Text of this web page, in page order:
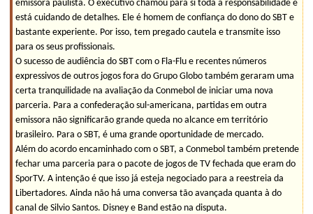
emissora paulista. O executivo chamou para si toda a responsabilidade e
está cuidando de detalhes. Ele é homem de confiança do dono do SBT e
bastante experiente. Por isso, tem pregado cautela e transmite isso
para os seus profissionais.
O sucesso de audiência do SBT com o Fla-Flu e recentes números
expressivos de outros jogos fora do Grupo Globo também geraram uma
certa tranquilidade na avaliação da Conmebol de iniciar uma nova
parceria. Para a confederação sul-americana, partidas em outra
emissora não significarão grande queda no alcance em território
brasileiro. Para o SBT, é uma grande oportunidade de mercado.
Além do acordo encaminhado com o SBT, a Conmebol também pretende
fechar uma parceria para o pacote de jogos de TV fechada que eram do
SporTV. A intenção é que isso já esteja negociado para a reestreia da
Libertadores. Ainda não há uma conversa tão avançada quanta à do
canal de Silvio Santos. Disney e Band estão na disputa.